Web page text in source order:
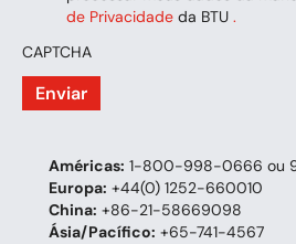
de Privacidade da BTU .
CAPTCHA
Américas: 1-800-998-0666 ou
Europa: +44(0) 1252-660010
China: +86-21-58669098
Ásia/Pacífico: +65-741-4567